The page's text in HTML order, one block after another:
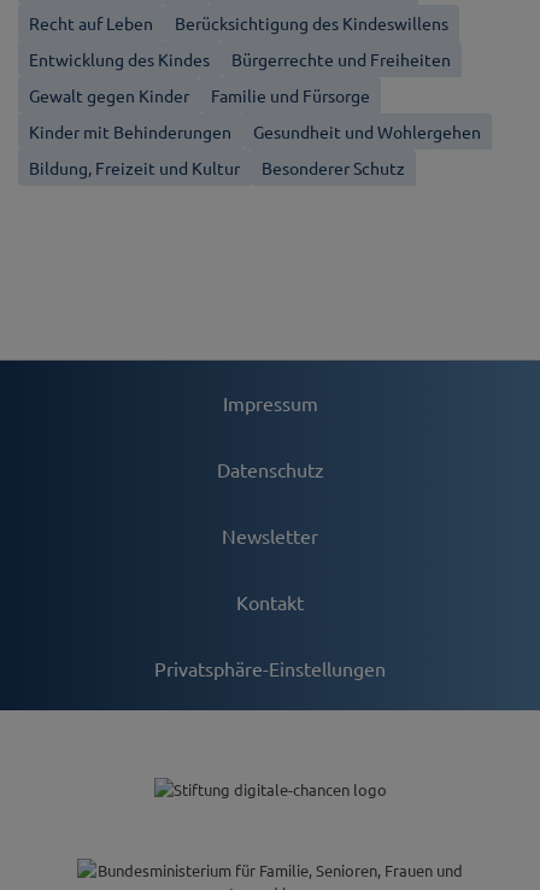
Recht auf Leben
Berücksichtigung des Kindeswillens
Entwicklung des Kindes
Bürgerrechte und Freiheiten
Gewalt gegen Kinder
Familie und Fürsorge
Kinder mit Behinderungen
Gesundheit und Wohlergehen
Bildung, Freizeit und Kultur
Besonderer Schutz
Impressum
Datenschutz
Newsletter
Kontakt
Privatsphäre-Einstellungen